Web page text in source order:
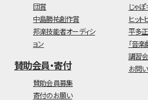
団賞
中島勝祐創作賞
邦楽技能者オーディシ
ョン
賛助会員・寄付
賛助会員募集
寄付のお願い
じゃ
ヒット
平多
「音楽
講習
お問